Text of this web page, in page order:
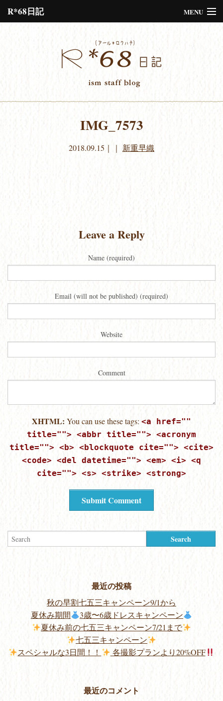
R*68日記 MENU
Please assign a menu to the primary menu location under
the design.
IMG_7573
2018.09.15 ｜｜ 新重早織
Leave a Reply
Name (required)
Email (will not be published) (required)
Website
Comment
XHTML: You can use these tags: <a href=""
title=""> <abbr title=""> <acronym
title=""> <b> <blockquote cite=""> <cite>
<code> <del datetime=""> <em> <i> <q
cite=""> <s> <strike> <strong>
最近の投稿
秋の早割七五三キャンペーン9/1から
夏休み期間
3歳〜6歳ドレスキャンペーン
夏休み前の七五三キャンペーン7/21まで
七五三キャンペーン
スペシャルな3日間！！
各撮影プランより20%OFF
最近のコメント